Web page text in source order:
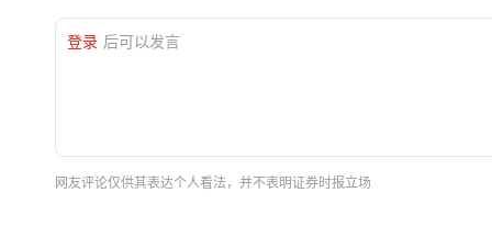
登录 后可以发言
网友评论仅供其表达个人看法，并不表明证券时报立场